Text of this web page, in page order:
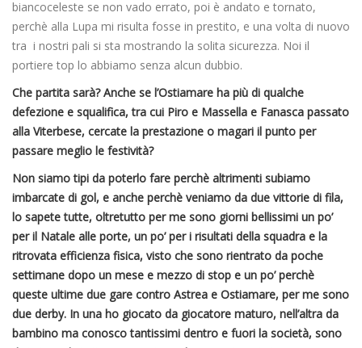
biancoceleste se non vado errato, poi è andato e tornato,
perchè alla Lupa mi risulta fosse in prestito, e una volta di nuovo
tra i nostri pali si sta mostrando la solita sicurezza. Noi il
portiere top lo abbiamo senza alcun dubbio.
Che partita sarà? Anche se l’Ostiamare ha più di qualche
defezione e squalifica, tra cui Piro e Massella e Fanasca passato
alla Viterbese, cercate la prestazione o magari il punto per
passare meglio le festività?
Non siamo tipi da poterlo fare perchè altrimenti subiamo
imbarcate di gol, e anche perchè veniamo da due vittorie di fila,
lo sapete tutte, oltretutto per me sono giorni bellissimi un po’
per il Natale alle porte, un po’ per i risultati della squadra e la
ritrovata efficienza fisica, visto che sono rientrato da poche
settimane dopo un mese e mezzo di stop e un po’ perchè
queste ultime due gare contro Astrea e Ostiamare, per me sono
due derby. In una ho giocato da giocatore maturo, nell’altra da
bambino ma conosco tantissimi dentro e fuori la società, sono